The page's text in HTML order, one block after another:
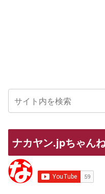
ナカヤン.jpちゃん